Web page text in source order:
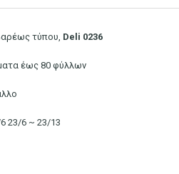
τύπου, Deli 0236
έως 80 φύλλων
23/6 ~ 23/13